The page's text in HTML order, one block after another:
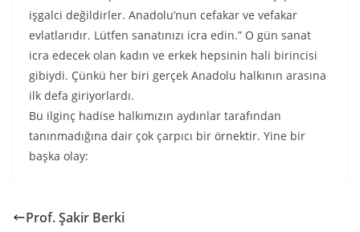
işgalci değildirler. Anadolu’nun cefakar ve vefakar
evlatlarıdır. Lütfen sanatınızı icra edin.” O gün sanat
icra edecek olan kadın ve erkek hepsinin hali birincisi
gibiydi. Çünkü her biri gerçek Anadolu halkının arasına
ilk defa giriyorlardı.
Bu ilginç hadise halkımızın aydınlar tarafından
tanınmadığına dair çok çarpıcı bir örnektir. Yine bir
başka olay:
Prof. Şakir Berki